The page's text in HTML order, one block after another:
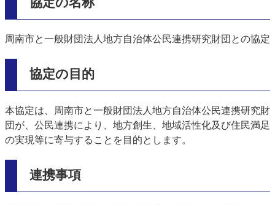
周南市と一般財団法人地方自治体公民連携研究財団との協定
協定の目的
本協定は、周南市と一般財団法人地方自治体公民連携研究財
団が、公民連携により、地方創生、地域活性化及び住民満足
の実現等に寄与することを目的とします。
連携事項